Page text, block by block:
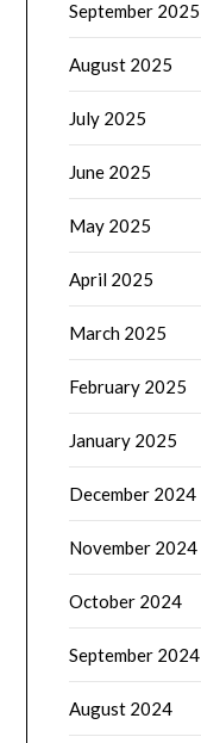
September 2025
August 2025
July 2025
June 2025
May 2025
April 2025
March 2025
February 2025
January 2025
December 2024
November 2024
October 2024
September 2024
August 2024